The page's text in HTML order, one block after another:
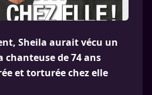
Sheila aurait vécu un
chanteuse de 74 ans
et torturée chez elle